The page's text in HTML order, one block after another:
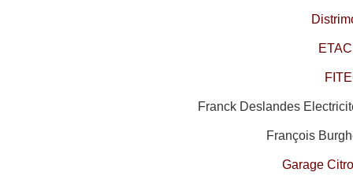
ETAC
Franck Deslandes
François
Garage